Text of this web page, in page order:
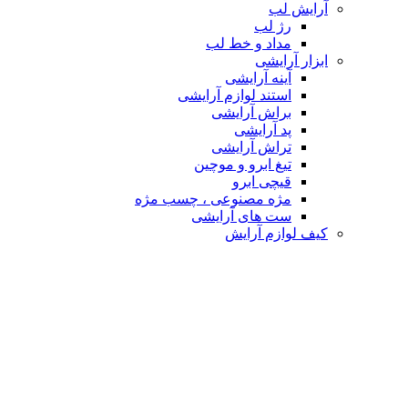
آرایش لب
رژ لب
مداد و خط لب
ابزار آرایشی
آینه آرایشی
استند لوازم آرایشی
براش آرایشی
پد آرایشی
تراش آرایشی
تیغ ابرو و موچین
قیچی ابرو
مژه مصنوعی ، چسب مژه
ست های آرایشی
کیف لوازم آرایش